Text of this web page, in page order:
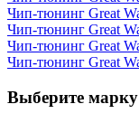
Чип-тюнинг Great
Чип-тюнинг Great
Чип-тюнинг Great
Чип-тюнинг Great
Выберите марку